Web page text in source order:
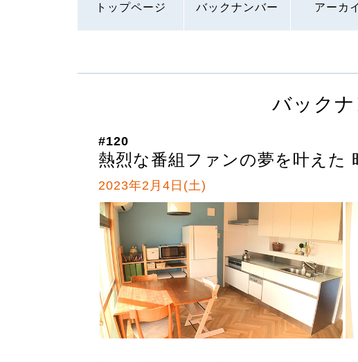
トップページ バックナンバー アーカ
バック
#120
熱烈な番組ファンの夢を叶えた
2023年2月4日(土)